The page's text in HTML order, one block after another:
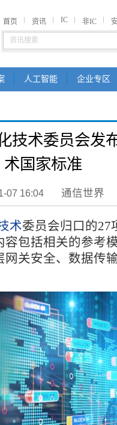
首页 资讯 IC 非IC
人工智能 企业专区
技术委员会发
术国家标准
07 16:04 通信世界
术委员会归口的27
包括相关的参考
网关安全、数据传